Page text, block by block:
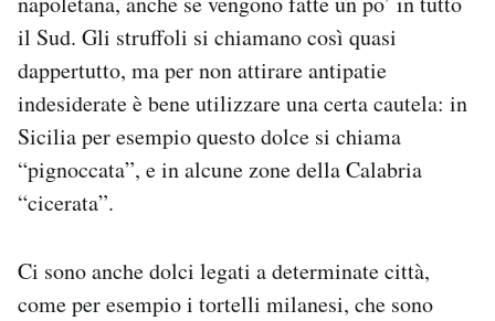
il Sud. Gli struffoli si chiamano così quasi
dappertutto, ma per non attirare antipatie
indesiderate è bene utilizzare una certa cautela: in
Sicilia per esempio questo dolce si chiama
“pignoccata”, e in alcune zone della Calabria
“cicerata”.
Ci sono anche dolci legati a determinate città,
come per esempio i tortelli milanesi, che sono